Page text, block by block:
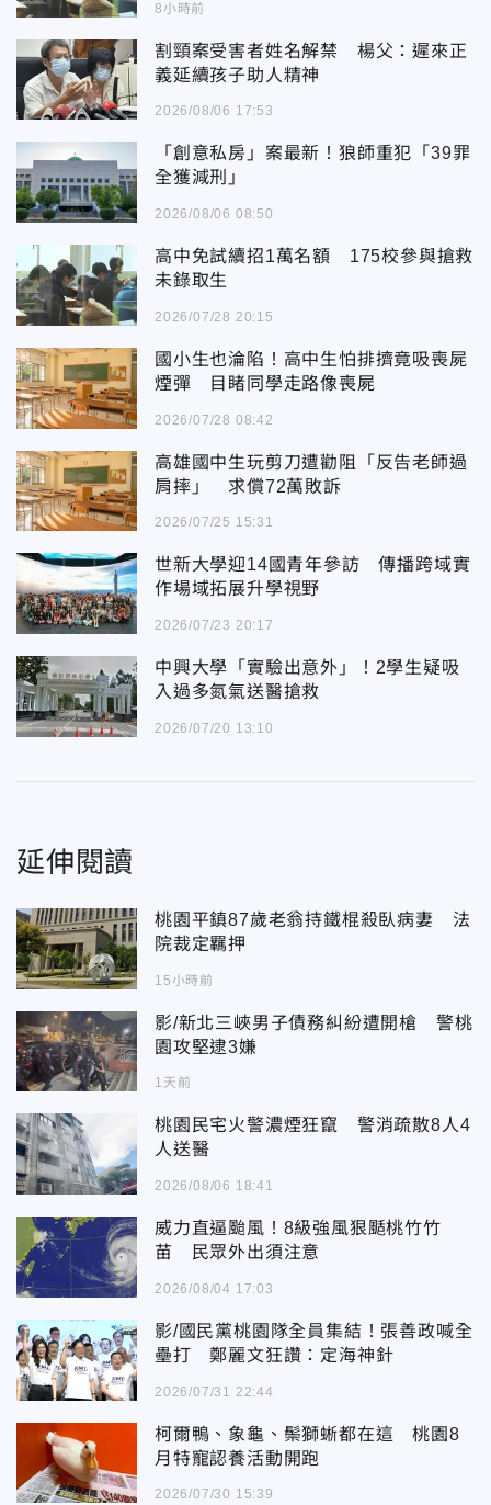
8小時前
割頸案受害者姓名解禁 楊父：遲來正
義延續孩子助人精神
2026/08/06 17:53
「創意私房」案最新！狼師重犯「39罪
全獲減刑」
2026/08/06 08:50
高中免試續招1萬名額 175校參與搶救
未錄取生
2026/07/28 20:15
國小生也淪陷！高中生怕排擠竟吸喪屍
煙彈 目睹同學走路像喪屍
2026/07/28 08:42
高雄國中生玩剪刀遭勸阻「反告老師過
肩摔」 求償72萬敗訴
2026/07/25 15:31
世新大學迎14國青年參訪 傳播跨域實
作場域拓展升學視野
2026/07/23 20:17
中興大學「實驗出意外」！2學生疑吸
入過多氮氣送醫搶救
2026/07/20 13:10
延伸閱讀
桃園平鎮87歲老翁持鐵棍殺臥病妻 法
院裁定羈押
15小時前
影/新北三峽男子債務糾紛遭開槍 警桃
園攻堅逮3嫌
1天前
桃園民宅火警濃煙狂竄 警消疏散8人4
人送醫
2026/08/06 18:41
威力直逼颱風！8級強風狠颳桃竹竹
苗 民眾外出須注意
2026/08/04 17:03
影/國民黨桃園隊全員集結！張善政喊全
壘打 鄭麗文狂讚：定海神針
2026/07/31 22:44
柯爾鴨、象龜、鬃獅蜥都在這 桃園8
月特寵認養活動開跑
2026/07/30 15:39